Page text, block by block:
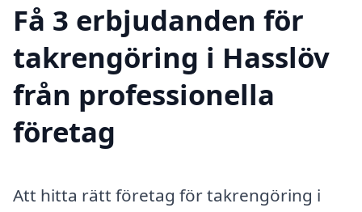
Få 3 erbjudanden för
takrengöring i Hasslöv
från professionella
företag
Att hitta rätt företag för takrengöring i